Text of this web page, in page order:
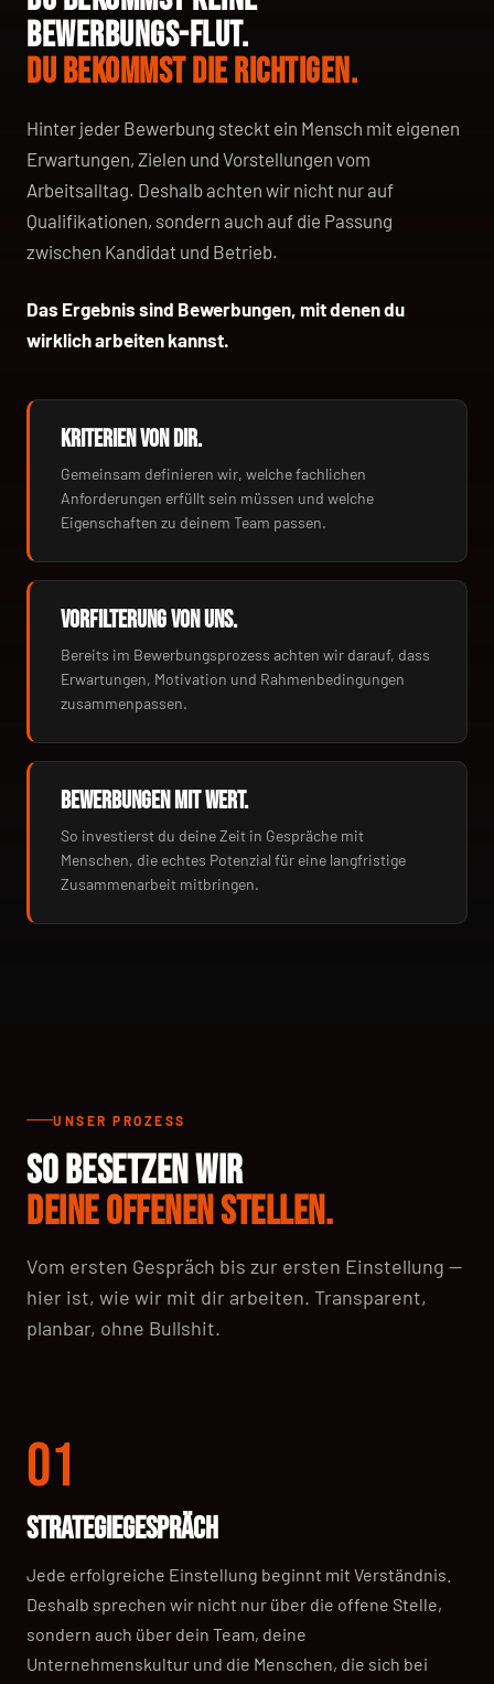
BEWERBUNGS-FLUT.
DU BEKOMMST DIE RICHTIGEN.
Hinter jeder Bewerbung steckt ein Mensch mit eigenen
Erwartungen, Zielen und Vorstellungen vom
Arbeitsalltag. Deshalb achten wir nicht nur auf
Qualifikationen, sondern auch auf die Passung
zwischen Kandidat und Betrieb.
Das Ergebnis sind Bewerbungen, mit denen du
wirklich arbeiten kannst.
KRITERIEN VON DIR.
Gemeinsam definieren wir, welche fachlichen
Anforderungen erfüllt sein müssen und welche
Eigenschaften zu deinem Team passen.
VORFILTERUNG VON UNS.
Bereits im Bewerbungsprozess achten wir darauf, dass
Erwartungen, Motivation und Rahmenbedingungen
zusammenpassen.
BEWERBUNGEN MIT WERT.
So investierst du deine Zeit in Gespräche mit
Menschen, die echtes Potenzial für eine langfristige
Zusammenarbeit mitbringen.
UNSER PROZESS
SO BESETZEN WIR
DEINE OFFENEN STELLEN.
Vom ersten Gespräch bis zur ersten Einstellung —
hier ist, wie wir mit dir arbeiten. Transparent,
planbar, ohne Bullshit.
01
STRATEGIEGESPRÄCH
Jede erfolgreiche Einstellung beginnt mit Verständnis.
Deshalb sprechen wir nicht nur über die offene Stelle,
sondern auch über dein Team, deine
Unternehmenskultur und die Menschen, die sich bei